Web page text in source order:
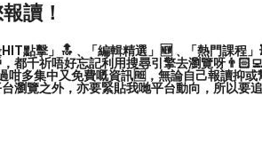
讀！
點擊」🔝﹑「編輯精選」🆕﹑「熱門課程
都千祈唔好忘記利用搜尋引擎去瀏覽呀
咁多集中又免費嘅資訊🆓，無論自己報讀抑或
瀏覽之外，亦要緊貼我哋平台動向，所以